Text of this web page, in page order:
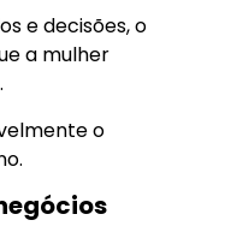
e decisões, o
a mulher
o